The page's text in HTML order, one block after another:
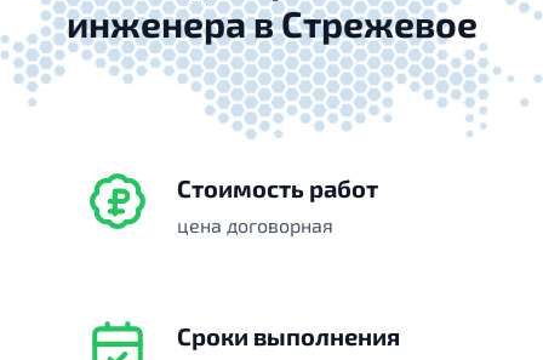
инженера в Стрежевое
Стоимость работ
цена договорная
Сроки выполнения